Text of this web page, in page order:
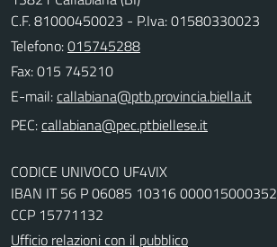
C.F. 81000450023 - P.Iva: 01580330023
Telefono:015745288
Fax: 015 745210
E-mail:
PEC:
CODICE UNIVOCO UF4VIX
IBAN IT 56 P 06085 10316 000015000352
CCP 15771132
Ufficio relazioni con il pubblico